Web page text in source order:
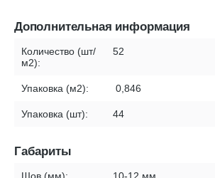
Дополнительная информация
Количество (шт/
м2):
52
Упаковка (м2): 0,846
Упаковка (шт): 44
Габариты